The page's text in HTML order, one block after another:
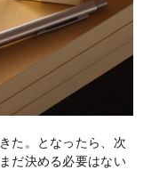
た。となったら、次
だ決める必要はない